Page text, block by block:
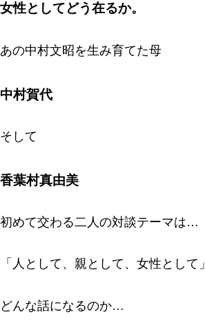
女性としてどう在るか。
あの中村文昭を生み育てた母
中村賀代
そして
香葉村真由美
初めて交わる二人の対談テーマは…
「人として、親として、女性として」
どんな話になるのか…